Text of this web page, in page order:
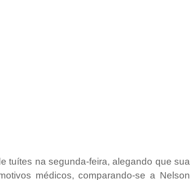
tuítes na segunda-feira, alegando que sua
médicos, comparando-se a Nelson